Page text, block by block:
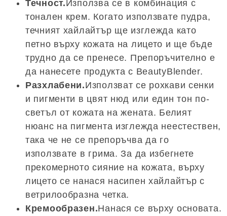
Течност.Използва се в комбинация с
тонален крем. Когато използвате пудра,
течният хайлайтър ще изглежда като
петно ​​върху кожата на лицето и ще бъде
трудно да се пренесе. Препоръчително е
да нанесете продукта с BeautyBlender.
Разхлабени.Използват се рохкави сенки
и пигменти в цвят нюд или един тон по-
светъл от кожата на жената. Белият
нюанс на пигмента изглежда неестествен,
така че не се препоръчва да го
използвате в грима. За да избегнете
прекомерното сияние на кожата, върху
лицето се нанася насипен хайлайтър с
ветрилообразна четка.
Кремообразен.Нанася се върху основата.